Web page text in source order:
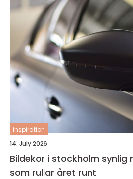
inspiration
14. July 2026
Bildekor i stockholm synlig marknadsföring
som rullar året runt